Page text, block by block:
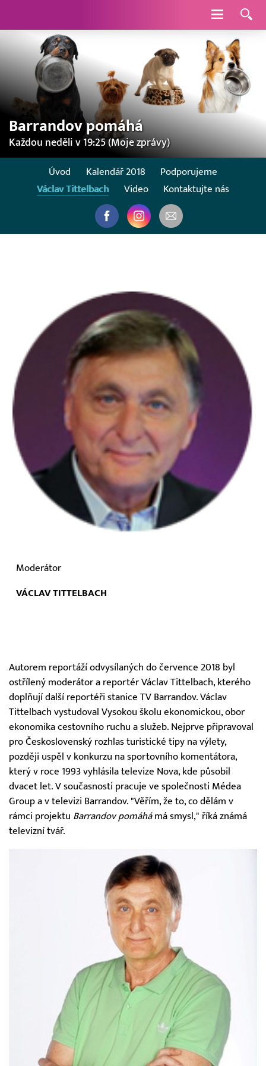
Navigace
Barrandov pomáhá
Každou neděli v 19:25 (Moje zprávy)
Úvod Kalendář 2018
Podporujeme
Václav Tittelbach
Video Kontaktujte nás
Moderátor
VÁCLAV TITTELBACH
Autorem reportáží odvysílaných do července 2018 byl
ostřílený moderátor a reportér Václav Tittelbach, kterého
doplňují další reportéři stanice TV Barrandov. Václav
Tittelbach vystudoval Vysokou školu ekonomickou, obor
ekonomika cestovního ruchu a služeb. Nejprve připravoval
pro Československý rozhlas turistické tipy na výlety,
později uspěl v konkurzu na sportovního komentátora,
který v roce 1993 vyhlásila televize Nova, kde působil
dvacet let. V současnosti pracuje ve společnosti Médea
Group a v televizi Barrandov. "Věřím, že to, co dělám v
rámci projektu Barrandov pomáhámá smysl," říká známá
televizní tvář.